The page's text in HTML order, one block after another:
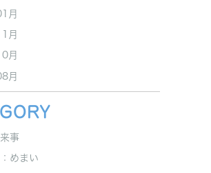
月
月
月
月
事
めまい